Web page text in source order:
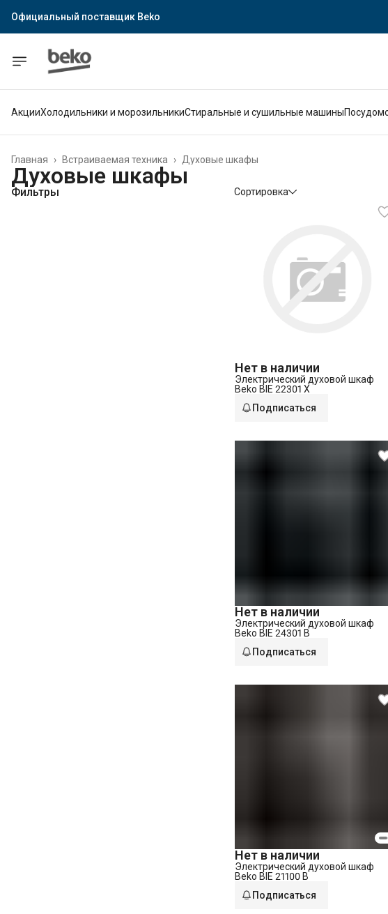
Официальный поставщик Indesit
Официальный поставщик Hotpoint
АкцииХолодильники и морозильникиСтиральные и сушильные машины
Духовые шкафы
Встраиваемая техника ›
Главная ›
Духовые шкафы
Фильтры Сортировка
Нет в наличии
Электрический духовой шкаф
Beko BIE 22301 X
Подписаться
Нет в наличии
Электрический духовой шкаф
Beko BIE 24301 B
Подписаться
Нет в наличии
Электрический духовой шкаф
Beko BIE 21100 B
Подписаться